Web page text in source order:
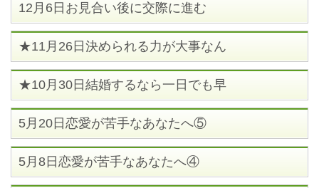
12月6日お見合い後に交際に進む
★11月26日決められる力が大事なん
★10月30日結婚するなら一日でも早
5月20日恋愛が苦手なあなたへ⑤
5月8日恋愛が苦手なあなたへ④